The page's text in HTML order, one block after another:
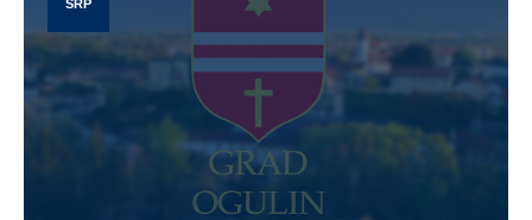
SRP